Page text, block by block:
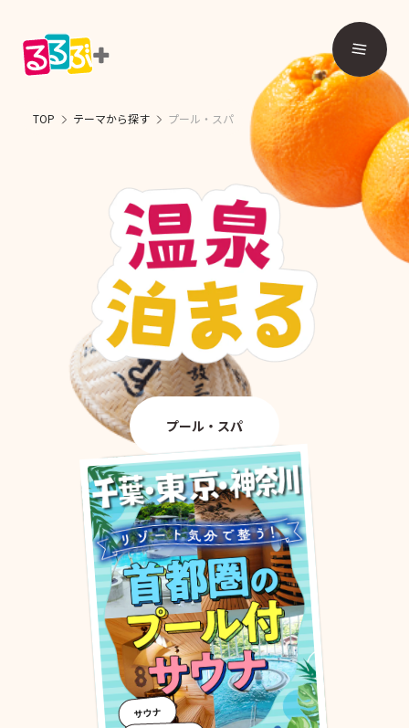
TOP テーマから探す プール・スパ
プール・スパ
サウナ